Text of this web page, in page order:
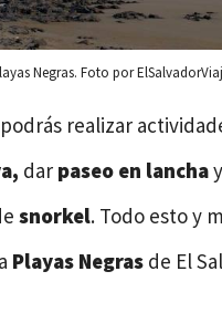
Negras. Foto por
realizar
dar paseo en lancha
snorkel. Todo esto y
Playas Negras de El